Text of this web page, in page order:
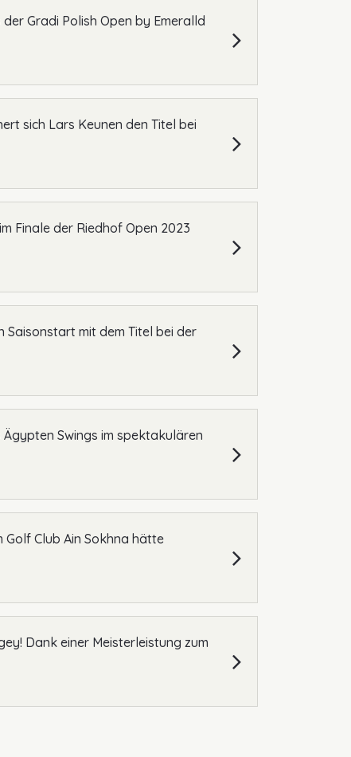
Gradi Polish Open by Emeralld
sich Lars Keunen den Titel bei
Finale der Riedhof Open 2023
Saisonstart mit dem Titel bei der
Ägypten Swings im spektakulären
Golf Club Ain Sokhna hätte
Dank einer Meisterleistung zum